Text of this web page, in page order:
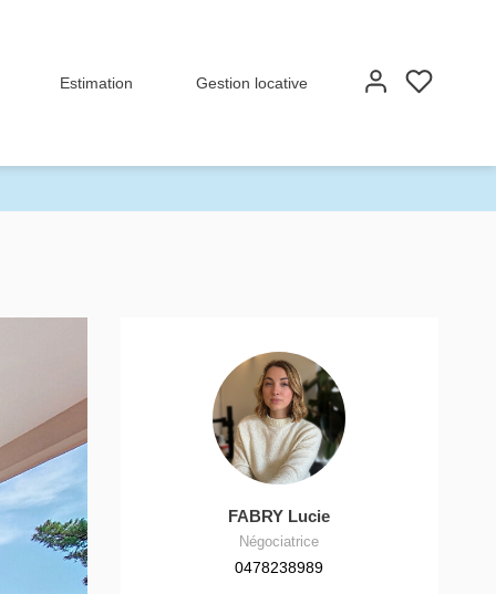
Estimation Gestion locative
FABRY Lucie
Négociatrice
0478238989